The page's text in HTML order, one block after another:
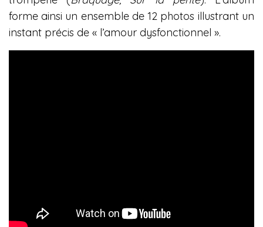
forme ainsi un ensemble de 12 photos illustrant un
instant précis de « l’amour dysfonctionnel ».